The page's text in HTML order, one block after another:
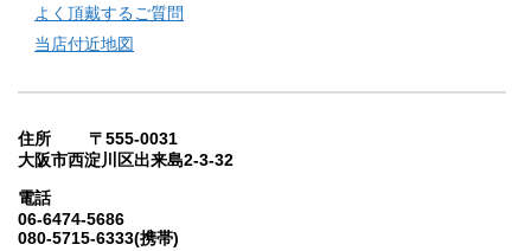
よく頂戴するご質問
当店付近地図
住所 〒555-0031
大阪市西淀川区出来島2-3-32
電話
06-6474-5686
080-5715-6333(携帯)